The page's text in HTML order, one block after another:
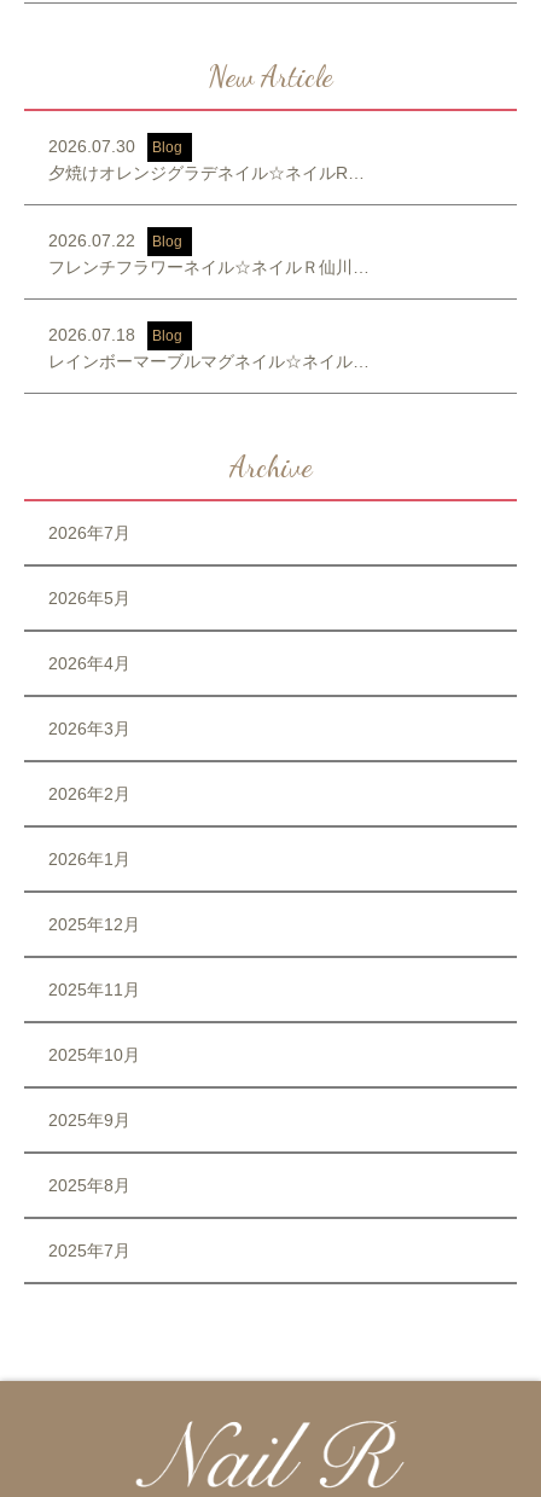
New Article
2026.07.30 Blog
夕焼けオレンジグラデネイル☆ネイルR…
2026.07.22 Blog
フレンチフラワーネイル☆ネイルＲ仙川…
2026.07.18 Blog
レインボーマーブルマグネイル☆ネイル…
Archive
2026年7月
2026年5月
2026年4月
2026年3月
2026年2月
2026年1月
2025年12月
2025年11月
2025年10月
2025年9月
2025年8月
2025年7月